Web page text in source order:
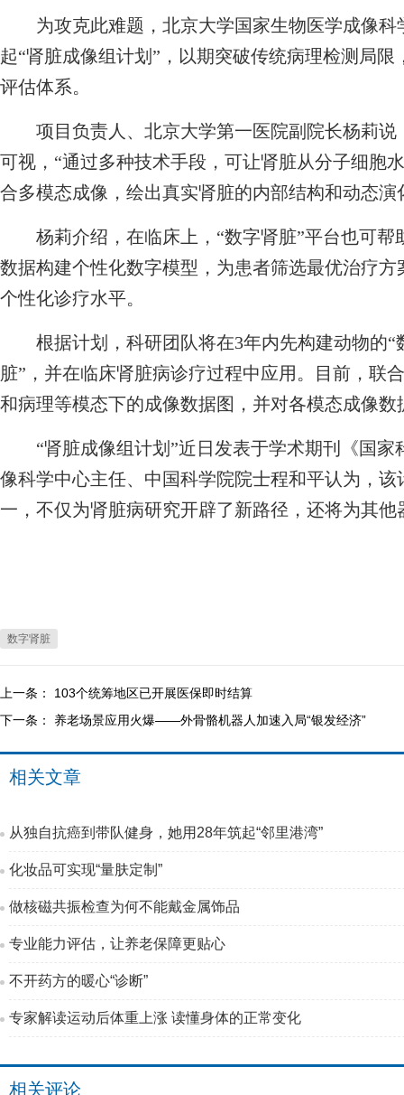
为攻克此难题，北京大学国家生物医学成像科
起“肾脏成像组计划”，以期突破传统病理检测局限
评估体系。
项目负责人、北京大学第一医院副院长杨莉说
可视，“通过多种技术手段，可让肾脏从分子细胞
合多模态成像，绘出真实肾脏的内部结构和动态演
杨莉介绍，在临床上，“数字肾脏”平台也可帮
数据构建个性化数字模型，为患者筛选最优治疗
个性化诊疗水平。
根据计划，科研团队将在3年内先构建动物的“
脏”，并在临床肾脏病诊疗过程中应用。目前，联
和病理等模态下的成像数据图，并对各模态成像数
“肾脏成像组计划”近日发表于学术期刊《国家
像科学中心主任、中国科学院院士程和平认为，
一，不仅为肾脏病研究开辟了新路径，还将为其
数字肾脏
上一条： 103个统筹地区已开展医保即时结算
下一条： 养老场景应用火爆——外骨骼机器人加速入局“银发经济”
相关文章
从独自抗癌到带队健身，她用28年筑起“邻里港湾”
化妆品可实现“量肤定制”
做核磁共振检查为何不能戴金属饰品
专业能力评估，让养老保障更贴心
不开药方的暖心“诊断”
专家解读运动后体重上涨 读懂身体的正常变化
相关评论